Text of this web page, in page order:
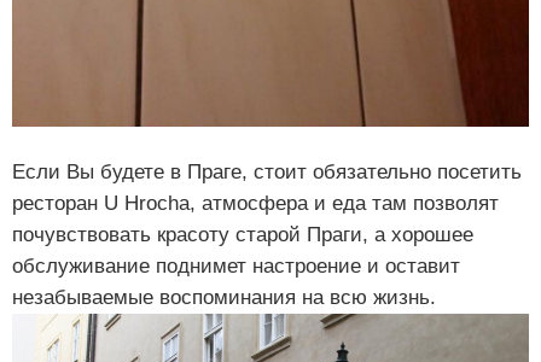
Если Вы будете в Праге, стоит обязательно посетить
ресторан U Hrocha, атмосфера и еда там позволят
почувствовать красоту старой Праги, а хорошее
обслуживание поднимет настроение и оставит
незабываемые воспоминания на всю жизнь.